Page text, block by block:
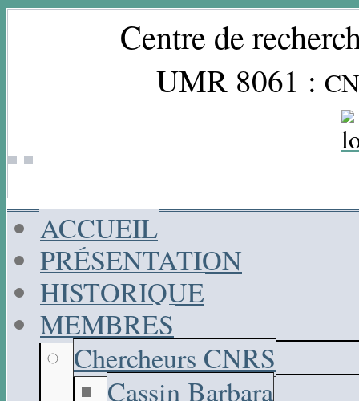
Centre de
UMR 8061 :
ACCUEIL
PRÉSENTATION
HISTORIQUE
MEMBRES
Chercheurs CNRS
Cassin Barbara